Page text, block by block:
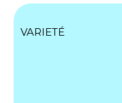
VARIETÉ